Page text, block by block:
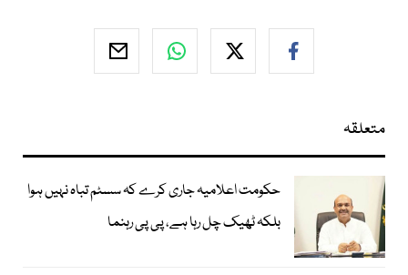
متعلقہ
حکومت اعلامیہ جاری کرے کہ سسٹم تباہ نہیں ہوا
بلکہ ٹھیک چل رہا ہے، پی پی رہنما